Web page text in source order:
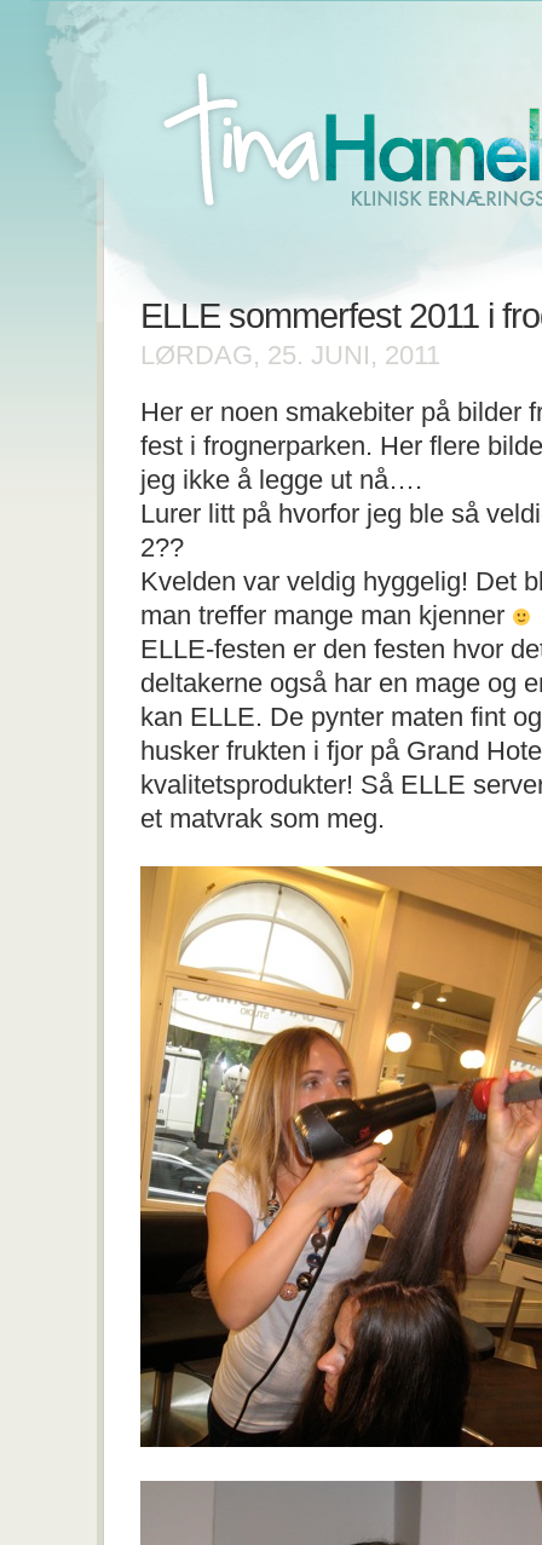
ELLE sommerfest 2011 i
LØRDAG, 25. JUNI, 2011
Her er noen smakebiter på bilder
fest i frognerparken. Her flere
jeg ikke å legge ut nå….
Lurer litt på hvorfor jeg ble så
2??
Kvelden var veldig hyggelig! Det
man treffer mange man kjenner
ELLE-festen er den festen hvor
deltakerne også har en mage og
kan ELLE. De pynter maten fint
husker frukten i fjor på Grand
kvalitetsprodukter! Så ELLE
et matvrak som meg.